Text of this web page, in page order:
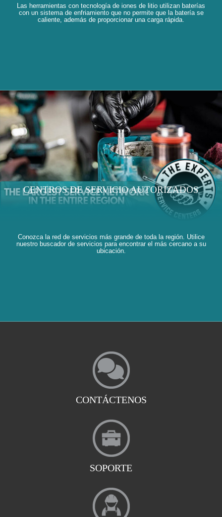
Las herramientas con tecnología de iones de litio utilizan baterías
con un sistema de enfriamiento que no permite que la batería se
caliente, además de proporcionar una carga rápida.
CENTROS DE SERVICIO AUTORIZADOS
Conozca la red de servicios más grande de toda la región. Utilice
nuestro buscador de servicios para encontrar el más cercano a su
ubicación.
CONTÁCTENOS
SOPORTE